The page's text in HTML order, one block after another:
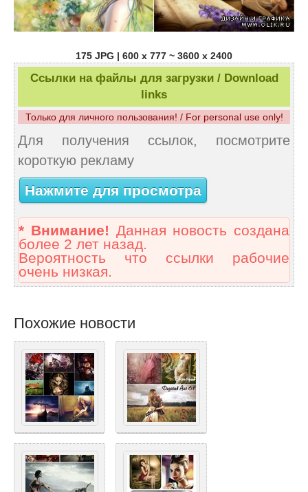
175 JPG | 600 x 777 ~ 3600 x 2400
Ссылки на файлы для загрузки / Download
links
Только для личного пользования! / For personal use only!
Для получения ссылок, посмотрите
короткую рекламу
Нажмите для просмотра
* Внимание! Данная новость создана
более 2 лет назад.
Вероятность что ссылки рабочие
очень низкая.
Похожие новости